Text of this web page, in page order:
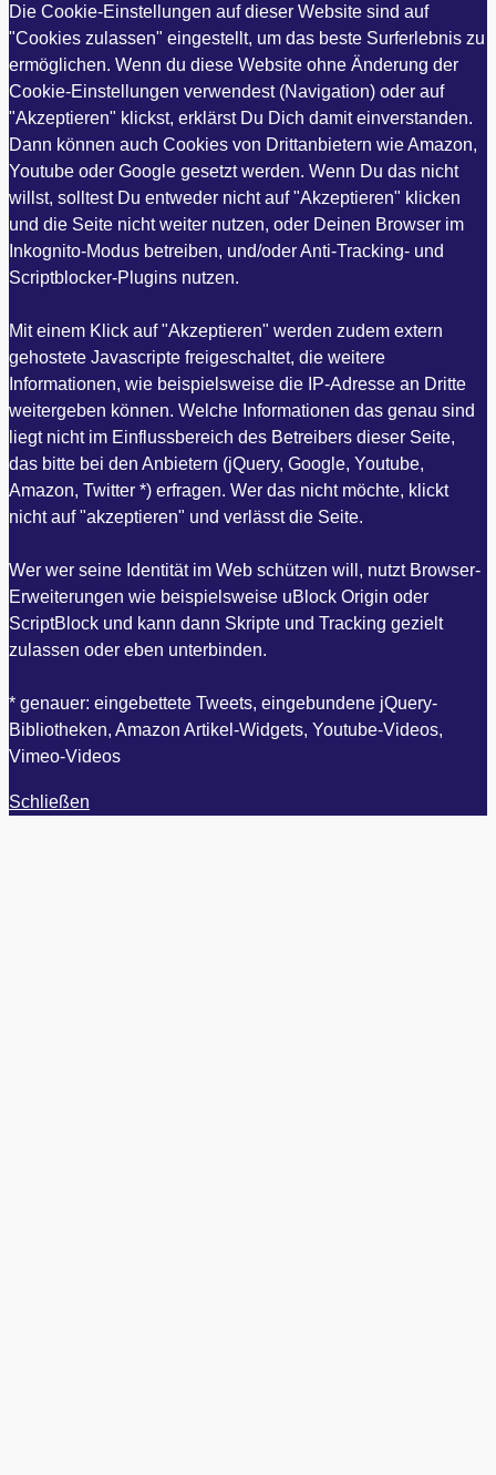
Die Cookie-Einstellungen auf dieser Website sind auf
"Cookies zulassen" eingestellt, um das beste Surferlebnis zu
ermöglichen. Wenn du diese Website ohne Änderung der
Cookie-Einstellungen verwendest (Navigation) oder auf
"Akzeptieren" klickst, erklärst Du Dich damit einverstanden.
Dann können auch Cookies von Drittanbietern wie Amazon,
Youtube oder Google gesetzt werden. Wenn Du das nicht
willst, solltest Du entweder nicht auf "Akzeptieren" klicken
und die Seite nicht weiter nutzen, oder Deinen Browser im
Inkognito-Modus betreiben, und/oder Anti-Tracking- und
Scriptblocker-Plugins nutzen.
Mit einem Klick auf "Akzeptieren" werden zudem extern
gehostete Javascripte freigeschaltet, die weitere
Informationen, wie beispielsweise die IP-Adresse an Dritte
weitergeben können. Welche Informationen das genau sind
liegt nicht im Einflussbereich des Betreibers dieser Seite,
das bitte bei den Anbietern (jQuery, Google, Youtube,
Amazon, Twitter *) erfragen. Wer das nicht möchte, klickt
nicht auf "akzeptieren" und verlässt die Seite.
Wer wer seine Identität im Web schützen will, nutzt Browser-
Erweiterungen wie beispielsweise uBlock Origin oder
ScriptBlock und kann dann Skripte und Tracking gezielt
zulassen oder eben unterbinden.
* genauer: eingebettete Tweets, eingebundene jQuery-
Bibliotheken, Amazon Artikel-Widgets, Youtube-Videos,
Vimeo-Videos
Schließen